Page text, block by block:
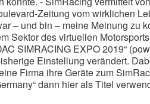
Zeitung vom wirklichen
– und bin – meine Meinung zu
Sektor des virtuellen
SIMRACING EXPO 2019“
Einstellung verändert.
Firma ihre Geräte zum
dann hier als Titel